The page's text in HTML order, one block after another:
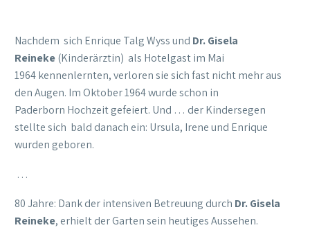
Nachdem sich Enrique Talg Wyss und Dr. Gisela
Reineke(Kinderärztin) als Hotelgast im Mai
1964 kennenlernten, verloren sie sich fast nicht mehr aus
den Augen. Im Oktober 1964 wurde schon in
Paderborn Hochzeit gefeiert. Und … der Kindersegen
stellte sich bald danach ein: Ursula, Irene und Enrique
wurden geboren.
…
80 Jahre: Dank der intensiven Betreuung durch Dr. Gisela
Reineke, erhielt der Garten sein heutiges Aussehen.